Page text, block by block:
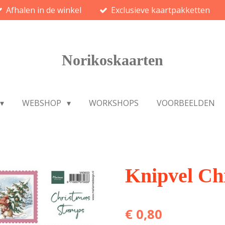
Afhalen in de winkel Exclusieve kaartpakketten
Norikoskaarten
WEBSHOP WORKSHOPS VOORBEELDEN
Knipvel
€ 0,80